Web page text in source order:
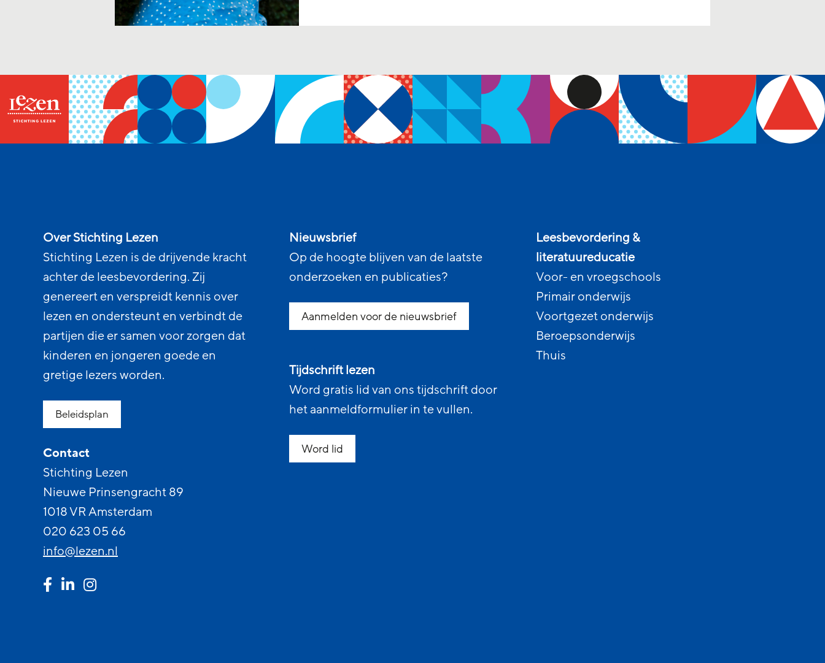
Over Stichting Lezen
Stichting Lezen is de drijvende kracht
achter de leesbevordering. Zij
genereert en verspreidt kennis over
lezen en ondersteunt en verbindt de
partijen die er samen voor zorgen dat
kinderen en jongeren goede en
gretige lezers worden.
Beleidsplan
Contact
Stichting Lezen
Nieuwe Prinsengracht 89
1018 VR Amsterdam
020 623 05 66
info@lezen.nl
Nieuwsbrief
Op de hoogte blijven van de laatste
onderzoeken en publicaties?
Aanmelden voor de nieuwsbrief
Tijdschrift lezen
Word gratis lid van ons tijdschrift door
het aanmeldformulier in te vullen.
Word lid
Leesbevordering &
literatuureducatie
Voor- en vroegschools
Primair onderwijs
Voortgezet onderwijs
Beroepsonderwijs
Thuis